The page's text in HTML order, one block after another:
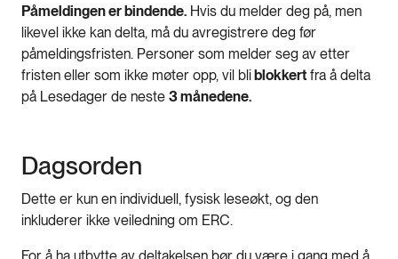
Påmeldingen er bindende. Hvis du melder deg på, men
likevel ikke kan delta, må du avregistrere deg før
påmeldingsfristen. Personer som melder seg av etter
fristen eller som ikke møter opp, vil bliblokkert fra å delta
på Lesedager de neste 3 månedene.
Dagsorden
Dette er kun en individuell, fysisk leseøkt, og den
inkluderer ikke veiledning om ERC.